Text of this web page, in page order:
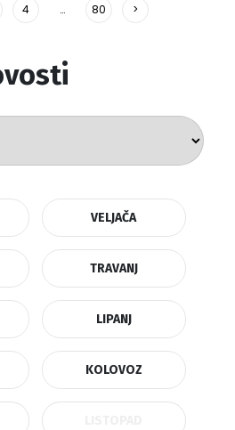
4 … 80 >
VELJAČA
TRAVANJ
LIPANJ
KOLOVOZ